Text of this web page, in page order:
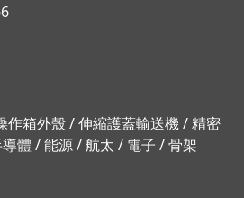
作箱外殼 / 伸縮護蓋輸送機 / 精密
體 / 能源 / 航太 / 電子 / 骨架